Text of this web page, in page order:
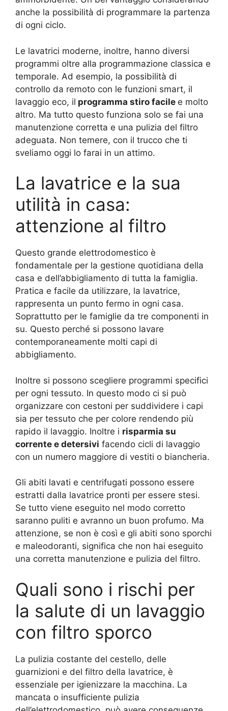
anche la possibilità di programmare la partenza
di ogni ciclo.
Le lavatrici moderne, inoltre, hanno diversi
programmi oltre alla programmazione classica e
temporale. Ad esempio, la possibilità di
controllo da remoto con le funzioni smart, il
lavaggio eco, il programma stiro facile e molto
altro. Ma tutto questo funziona solo se fai una
manutenzione corretta e una pulizia del filtro
adeguata. Non temere, con il trucco che ti
sveliamo oggi lo farai in un attimo.
La lavatrice e la sua
utilità in casa:
attenzione al filtro
Questo grande elettrodomestico è
fondamentale per la gestione quotidiana della
casa e dell’abbigliamento di tutta la famiglia.
Pratica e facile da utilizzare, la lavatrice,
rappresenta un punto fermo in ogni casa.
Soprattutto per le famiglie da tre componenti in
su. Questo perché si possono lavare
contemporaneamente molti capi di
abbigliamento.
Inoltre si possono scegliere programmi specifici
per ogni tessuto. In questo modo ci si può
organizzare con cestoni per suddividere i capi
sia per tessuto che per colore rendendo più
rapido il lavaggio. Inoltre i risparmia su
corrente e detersivi facendo cicli di lavaggio
con un numero maggiore di vestiti o biancheria.
Gli abiti lavati e centrifugati possono essere
estratti dalla lavatrice pronti per essere stesi.
Se tutto viene eseguito nel modo corretto
saranno puliti e avranno un buon profumo. Ma
attenzione, se non è così e gli abiti sono sporchi
e maleodoranti, significa che non hai eseguito
una corretta manutenzione e pulizia del filtro.
Quali sono i rischi per
la salute di un lavaggio
con filtro sporco
La pulizia costante del cestello, delle
guarnizioni e del filtro della lavatrice, è
essenziale per igienizzare la macchina. La
mancata o insufficiente pulizia